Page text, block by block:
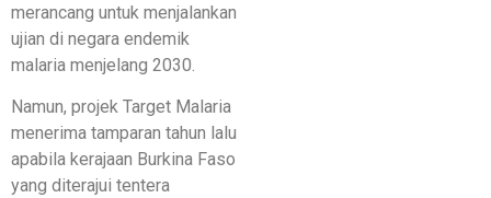
merancang untuk menjalankan
ujian di negara endemik
malaria menjelang 2030.
Namun, projek Target Malaria
menerima tamparan tahun lalu
apabila kerajaan Burkina Faso
yang diterajui tentera